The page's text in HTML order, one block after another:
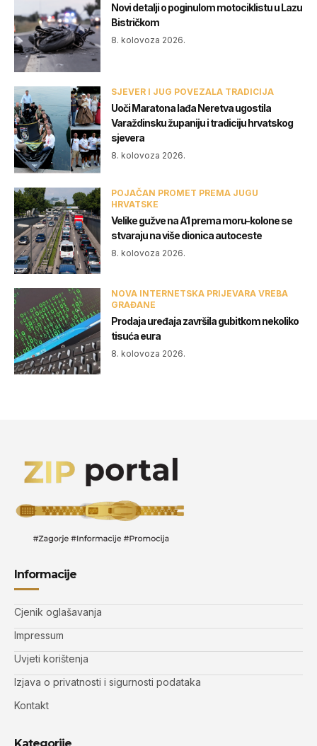
Novi detalji o poginulom motociklistu u Lazu
Bistričkom
8. kolovoza 2026.
SJEVER I JUG POVEZALA TRADICIJA
Uoči Maratona lađa Neretva ugostila
Varaždinsku županiju i tradiciju hrvatskog
sjevera
8. kolovoza 2026.
POJAČAN PROMET PREMA JUGU
HRVATSKE
Velike gužve na A1 prema moru-kolone se
stvaraju na više dionica autoceste
8. kolovoza 2026.
NOVA INTERNETSKA PRIJEVARA VREBA
GRAĐANE
Prodaja uređaja završila gubitkom nekoliko
tisuća eura
8. kolovoza 2026.
Informacije
Cjenik oglašavanja
Impressum
Uvjeti korištenja
Izjava o privatnosti i sigurnosti podataka
Kontakt